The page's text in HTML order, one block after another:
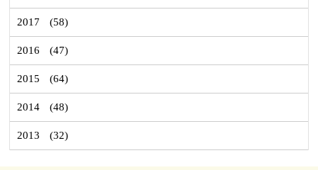
2017 (58)
2016 (47)
2015 (64)
2014 (48)
2013 (32)